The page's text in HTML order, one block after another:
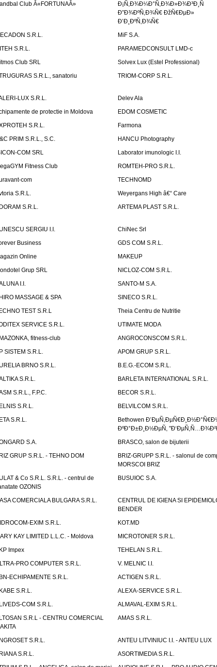
Club Â«FORTUNAÂ»
Ð¡Ñ‚Ð¾Ð¼Ð°Ñ‚Ð¾Ð»Ð¾Ð³Ð¸Ñ
Ð”Ð¾ÐºÑ‚Ð¾Ñ€ ÐžÑ€ÐµÐ»
Ð’Ð¸ÐºÑ‚Ð¾Ñ€
S.R.L.
MiF S.A.
S.R.L.
PARAMEDCONSULT LMD-c
Club SRL
Solvex Lux (Estel Professional)
S.R.L., sanatoriu
TRIOM-CORP S.R.L.
LUX S.R.L.
Delev Ala
de protectie in Moldova
EDOM COSMETIC
S.R.L.
Farmona
PRIM S.R.L., S.C.
HANCU Photography
COM SRL
Laborator imunologic I.I.
Fitness Club
ROMTEH-PRO S.R.L.
com
TECHNOMD
S.R.L.
Weyergans High â€“ Care
S.R.L.
ARTEMA PLAST S.R.L.
SERGIU I.I.
ChiNec Srl
Business
GDS COM S.R.L.
Online
MAKEUP
Grup SRL
NICLOZ-COM S.R.L.
I.I.
SANTO-M S.A.
MASSAGE & SPA
SINECO S.R.L.
TEST S.R.L
Theia Centru de Nutritie
SERVICE S.R.L.
UTIMATE MODA
fitness-club
ANGROCONSCOM S.R.L.
SISTEM S.R.L.
APOM GRUP S.R.L.
BRNO S.R.L.
B.E.G.-ECOM S.R.L.
S.R.L.
BARLETA INTERNATIONAL S.R.L.
S.R.L., F.P.C.
BECOR S.R.L.
S.R.L.
BELVILCOM S.R.L.
S.R.L.
Bethowen
ÐºÐ°Ð±Ð¸Ð½ÐµÑ‚
S.A.
BRASCO, salon de bijuterii
GRUP S.R.L. - TEHNO DOM
BRIZ-GRUPP S.R.L. - salonul de
MORSCOI BRIZ
& Co S.R.L. S.R.L. - centrul de
OZONIS
BUSUIOC S.A.
COMERCIALA BULGARA S.R.L.
CENTRUL DE IGIENA SI
BENDER
EXIM S.R.L.
KOT.MD
KAY LIMITED L.L.C. - Moldova
MICROTONER S.R.L.
Impex
TEHELAN S.R.L.
PRO COMPUTER S.R.L.
V. MELNIC I.I.
ECHIPAMENTE S.R.L.
ACTIGEN S.R.L.
S.R.L.
ALEXA-SERVICE S.R.L.
COM S.R.L.
ALMAVAL-EXIM S.R.L.
S.R.L - CENTRU COMERCIAL
AMAS S.R.L.
S.R.L.
ANTEU LITVINIUC I.I. - ANTEU LUX
S.R.L.
ASORTIMEDIA S.R.L.